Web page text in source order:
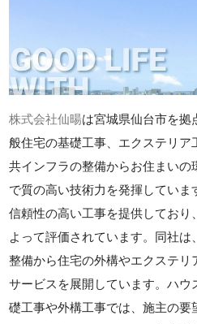
株式会社仙暘は宮城県仙台市を拠
般住宅の基礎工事、エクステリア
共インフラの整備からお住まい
で質の高い技術力を発揮していま
信頼性の高い工事を提供しており
よって評価されています。同社
整備から住宅の外構やエクステリ
サービスを展開しています。ハウ
礎工事や外構工事では、施主の要